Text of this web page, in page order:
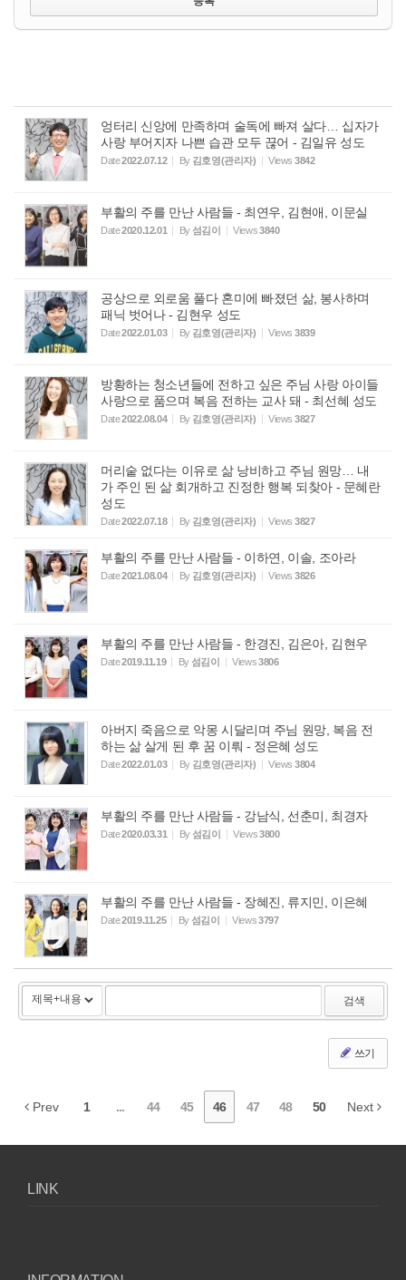
엉터리 신앙에 만족하며 술독에 빠져 살다… 십자가
사랑 부어지자 나쁜 습관 모두 끊어 - 김일유 성도
Date2022.07.12 By 김호영(관리자) Views 3842
부활의 주를 만난 사람들 - 최연우, 김현애, 이문실
Date2020.12.01 By섬김이 Views3840
공상으로 외로움 풀다 혼미에 빠졌던 삶, 봉사하며
패닉 벗어나 - 김현우 성도
Date2022.01.03 By 김호영(관리자) Views 3839
방황하는 청소년들에 전하고 싶은 주님 사랑 아이들
사랑으로 품으며 복음 전하는 교사 돼 - 최선혜 성도
Date2022.08.04 By 김호영(관리자) Views 3827
머리숱 없다는 이유로 삶 낭비하고 주님 원망… 내
가 주인 된 삶 회개하고 진정한 행복 되찾아 - 문혜란
성도
Date2022.07.18 By 김호영(관리자) Views 3827
부활의 주를 만난 사람들 - 이하연, 이솔, 조아라
Date2021.08.04 By 김호영(관리자) Views 3826
부활의 주를 만난 사람들 - 한경진, 김은아, 김현우
Date2019.11.19 By섬김이 Views3806
아버지 죽음으로 악몽 시달리며 주님 원망, 복음 전
하는 삶 살게 된 후 꿈 이뤄 - 정은혜 성도
Date2022.01.03 By 김호영(관리자) Views 3804
부활의 주를 만난 사람들 - 강남식, 선춘미, 최경자
Date2020.03.31 By섬김이 Views3800
부활의 주를 만난 사람들 - 장혜진, 류지민, 이은혜
Date2019.11.25 By섬김이 Views3797
검색
쓰기
Prev 1 ... 44 45 46 47 48 50 Next
LINK